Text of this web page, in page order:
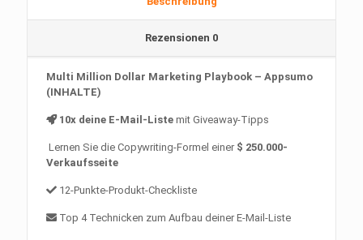
Rezensionen 0
Multi Million Dollar Marketing Playbook – Appsumo
(INHALTE)
10x deine E-Mail-Liste mit Giveaway-Tipps
Lernen Sie die Copywriting-Formel einer $ 250.000-
Verkaufsseite
12-Punkte-Produkt-Checkliste
Top 4 Technicken zum Aufbau deiner E-Mail-Liste